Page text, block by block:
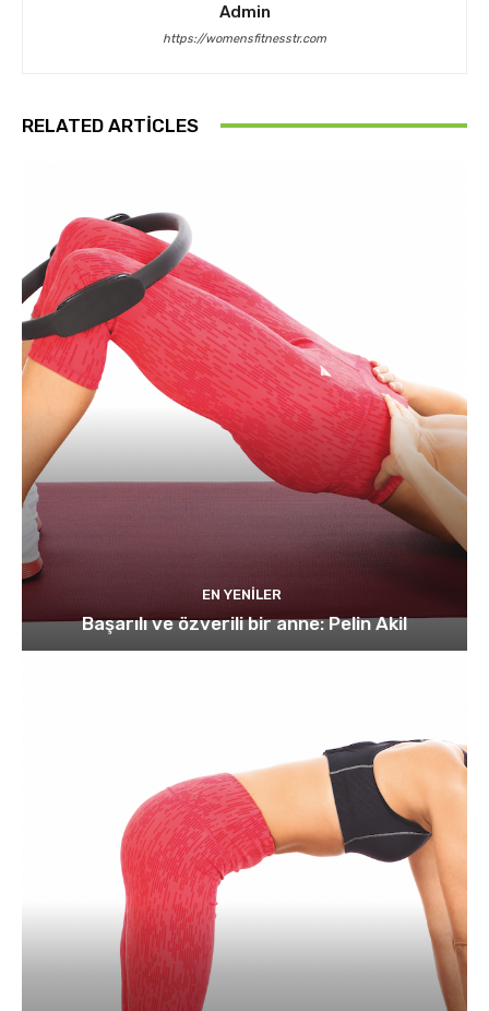
Admin
https://womensfitnesstr.com
RELATED ARTICLES
EN YENILER
Başarılı ve özverili bir anne: Pelin Akil